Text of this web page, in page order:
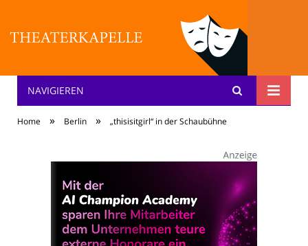
Theater: [KA] :pelle
NAVIGIEREN
Home » Berlin » „thisisitgirl“ in der Schaubühne